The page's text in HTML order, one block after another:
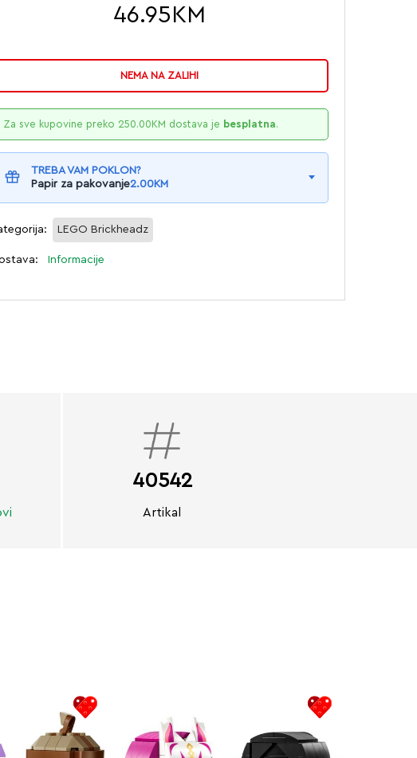
46.95 KM
NEMA NA ZALIHI
Za sve kupovine preko 250.00KM dostava je besplatna.
TREBA VAM POKLON?
Papir za pakovanje2.00KM
LEGO Brickheadz
Informacije
40542
Artikal